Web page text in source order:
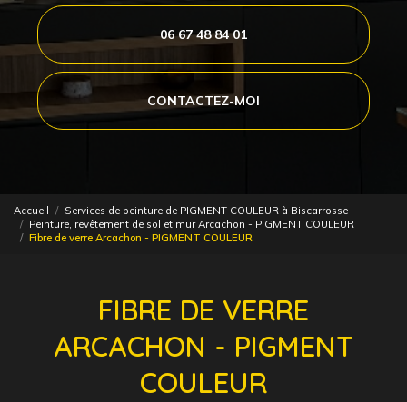
06 67 48 84 01
CONTACTEZ-MOI
Accueil
Services de peinture de PIGMENT COULEUR à Biscarrosse
Peinture, revêtement de sol et mur Arcachon - PIGMENT COULEUR
Fibre de verre Arcachon - PIGMENT COULEUR
FIBRE DE VERRE
ARCACHON - PIGMENT
COULEUR